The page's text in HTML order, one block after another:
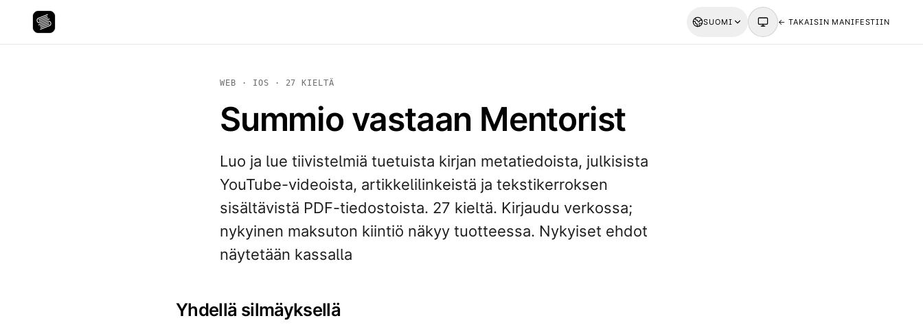
SUOMI ← TAKAISIN MANIFESTIIN
WEB · IOS · 27 KIELTÄ
Summio vastaan Mentorist
Luo ja lue tiivistelmiä tuetuista kirjan metatiedoista, julkisista
YouTube-videoista, artikkelilinkeistä ja tekstikerroksen
sisältävistä PDF-tiedostoista. 27 kieltä. Kirjaudu verkossa;
nykyinen maksuton kiintiö näkyy tuotteessa. Nykyiset ehdot
näytetään kassalla
Yhdellä silmäyksellä